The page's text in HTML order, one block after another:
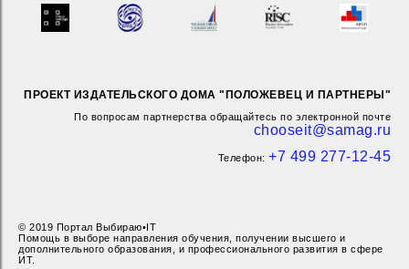
ПРОЕКТ ИЗДАТЕЛЬСКОГО ДОМА "ПОЛОЖЕВЕЦ И ПАРТНЕРЫ"
По вопросам партнерства обращайтесь по электронной почте
chooseit@samag.ru
Телефон: +7 499 277-12-45
© 2019 Портал Выбираю•IT
Помощь в выборе направления обучения, получении высшего и
дополнительного образования, и профессионального развития в сфере
ИТ.